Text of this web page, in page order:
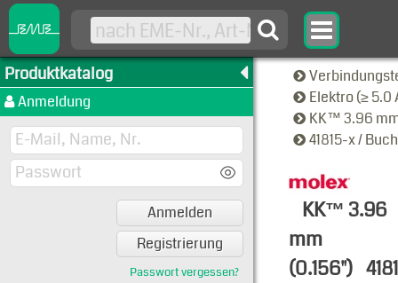
Produktkatalog
Anmeldung
Anmelden
Registrierung
Passwort vergessen?
Elektro (≥ 5.0
KK™ 3.96
41815-x /
KK™ 3.96
mm
(0.156")